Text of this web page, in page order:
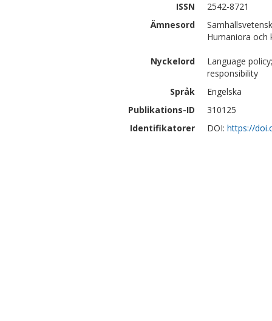
ISSN
2542-8721
Ämnesord
Humaniora
Nyckelord
Language
responsibility
Språk
Engelska
Publikations-ID
310125
Identifikatorer
DOI: https://